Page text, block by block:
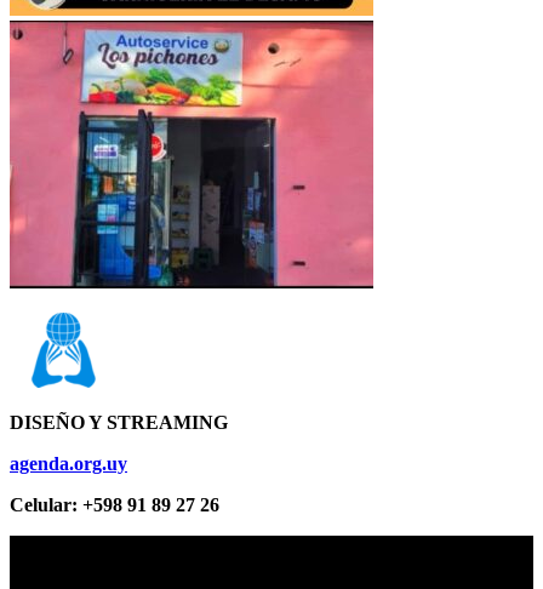
DISEÑO Y STREAMING
agenda.org.uy
Celular: +598 91 89 27 26